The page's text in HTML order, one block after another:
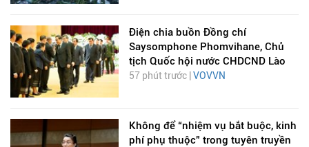
Điện chia buồn Đồng chí
Saysomphone Phomvihane, Chủ
tịch Quốc hội nước CHDCND Lào
57 phút trước | VOVVN
Không để “nhiệm vụ bắt buộc, kinh
phí phụ thuộc” trong tuyên truyền